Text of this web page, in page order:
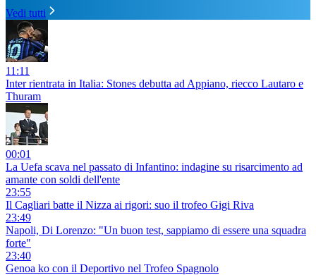
Vedi tutti
11:11
Inter rientrata in Italia: Stones debutta ad Appiano, riecco Lautaro e
Thuram
00:01
La Uefa scava nel passato di Infantino: indagine su risarcimento ad
amante con soldi dell'ente
23:55
Il Cagliari batte il Nizza ai rigori: suo il trofeo Gigi Riva
23:49
Napoli, Di Lorenzo: "Un buon test, sappiamo di essere una squadra
forte"
23:40
Genoa ko con il Deportivo nel Trofeo Spagnolo